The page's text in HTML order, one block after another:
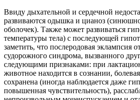
Ввиду дыхательной и сердечной
развиваются одышка и цианоз
оболочек). Также может развиваться
температуры тела) с последующей
заметить, что послеродовая эклампсия
судорожного синдрома, вызванного
следующими признаками: при
животное находится в сознании,
сохранена (иногда наблюдается даже
повышенная чувствительность),